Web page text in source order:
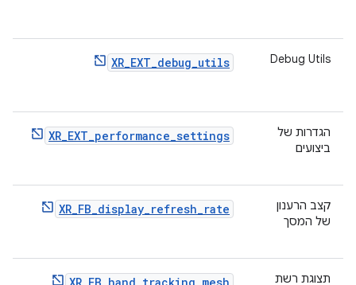
Debug Utils
XR_EXT_debug_utils
הגדרות של
ביצועים
XR_EXT_performance_settings
קצב הרענון
של המסך
XR_FB_display_refresh_rate
תצוגת רשת